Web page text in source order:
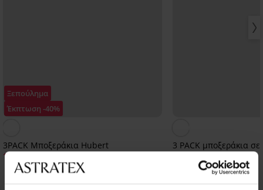
Ξεπούλημα
Έκπτωση -40%
3PACK Μποξεράκια Hubert
12,59 €
3 PACK μποξεράκια σε